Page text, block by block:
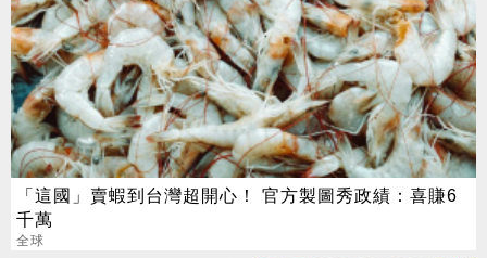
「這國」賣蝦到台灣超開心！ 官方製圖秀政績：喜賺6
千萬
全球